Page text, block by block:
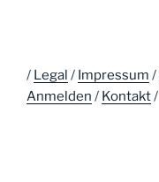
/ Legal / Impressum /
Anmelden / Kontakt/